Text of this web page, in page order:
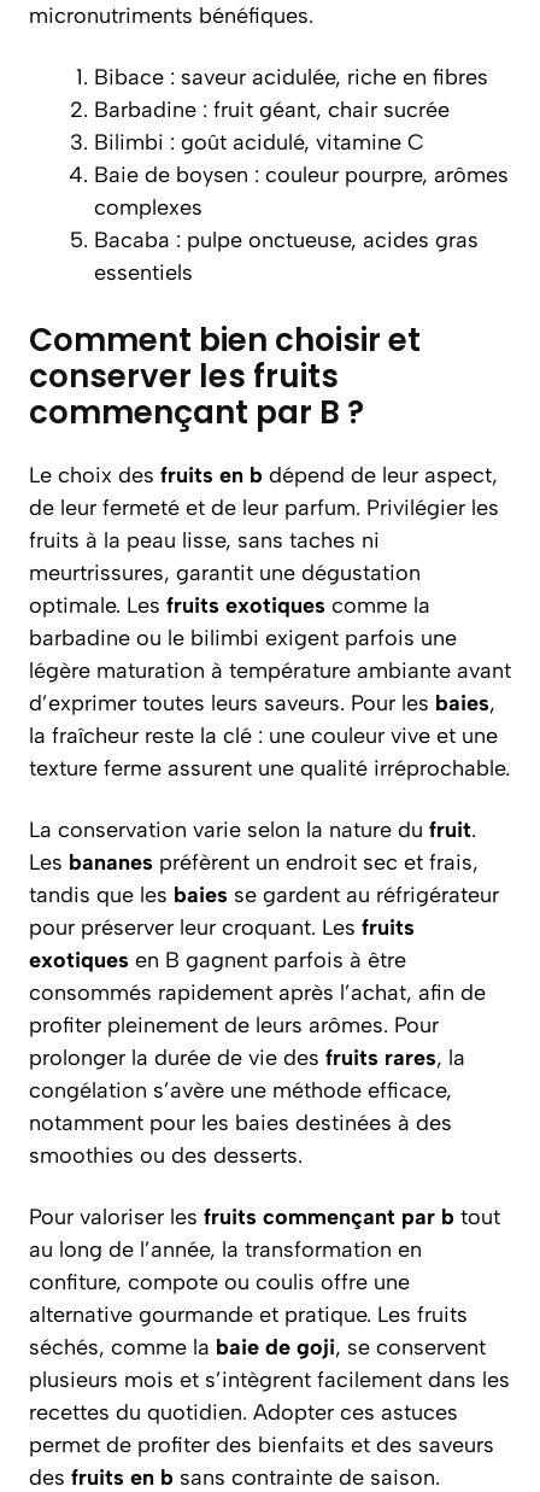
micronutriments bénéfiques.
Bibace : saveur acidulée, riche en fibres
Barbadine : fruit géant, chair sucrée
Bilimbi : goût acidulé, vitamine C
Baie de boysen : couleur pourpre, arômes
complexes
Bacaba : pulpe onctueuse, acides gras
essentiels
Comment bien choisir et
conserver les fruits
commençant par B ?
Le choix des fruits en b dépend de leur aspect,
de leur fermeté et de leur parfum. Privilégier les
fruits à la peau lisse, sans taches ni
meurtrissures, garantit une dégustation
optimale. Les fruits exotiques comme la
barbadine ou le bilimbi exigent parfois une
légère maturation à température ambiante avant
d’exprimer toutes leurs saveurs. Pour les baies,
la fraîcheur reste la clé : une couleur vive et une
texture ferme assurent une qualité irréprochable.
La conservation varie selon la nature du fruit.
Les bananes préfèrent un endroit sec et frais,
tandis que les baies se gardent au réfrigérateur
pour préserver leur croquant. Les fruits
exotiques en B gagnent parfois à être
consommés rapidement après l’achat, afin de
profiter pleinement de leurs arômes. Pour
prolonger la durée de vie des fruits rares, la
congélation s’avère une méthode efficace,
notamment pour les baies destinées à des
smoothies ou des desserts.
Pour valoriser les fruits commençant par b tout
au long de l’année, la transformation en
confiture, compote ou coulis offre une
alternative gourmande et pratique. Les fruits
séchés, comme la baie de goji, se conservent
plusieurs mois et s’intègrent facilement dans les
recettes du quotidien. Adopter ces astuces
permet de profiter des bienfaits et des saveurs
des fruits en b sans contrainte de saison.